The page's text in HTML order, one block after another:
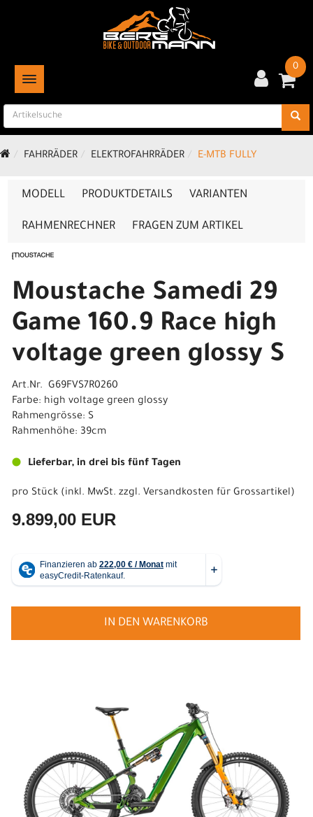
TOGGLE NAVIGATION
0
FAHRRÄDER ELEKTROFAHRRÄDER E-MTB FULLY
MODELL PRODUKTDETAILS VARIANTEN
RAHMENRECHNER FRAGEN ZUM ARTIKEL
Moustache Samedi 29
Game 160.9 Race high
voltage green glossy S
Art.Nr. G69FVS7R0260
Farbe: high voltage green glossy
Rahmengrösse: S
Rahmenhöhe: 39cm
Lieferbar, in drei bis fünf Tagen
pro Stück (inkl. MwSt. zzgl. Versandkosten für Grossartikel)
9.899,00 EUR
IN DEN WARENKORB